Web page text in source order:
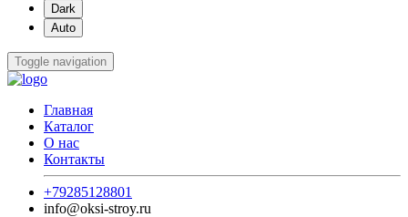
Dark
Auto
Toggle navigation
Главная
Каталог
О нас
Контакты
+79285128801
info@oksi-stroy.ru